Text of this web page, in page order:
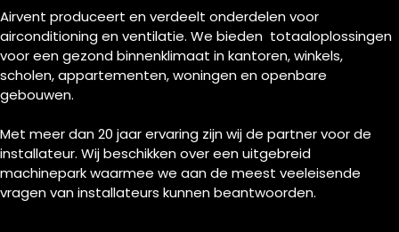
Airvent produceert en verdeelt onderdelen voor
airconditioning en ventilatie. We bieden totaaloplossingen
voor een gezond binnenklimaat in kantoren, winkels,
scholen, appartementen, woningen en openbare
gebouwen.
Met meer dan 20 jaar ervaring zijn wij de partner voor de
installateur. Wij beschikken over een uitgebreid
machinepark waarmee we aan de meest veeleisende
vragen van installateurs kunnen beantwoorden.